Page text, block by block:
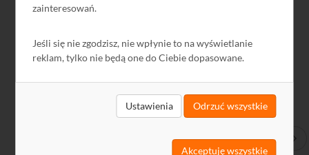
zainteresowań.
Jeśli się nie zgodzisz, nie wpłynie to na wyświetlanie
reklam, tylko nie będą one do Ciebie dopasowane.
Ustawienia Odrzuć wszystkie
Akceptuję wszystkie
Streamer IPTV 4xDVB-T/T2/C-IP sti441C z wbudowanym
gniazdem 2xCI i portem USB TERRA